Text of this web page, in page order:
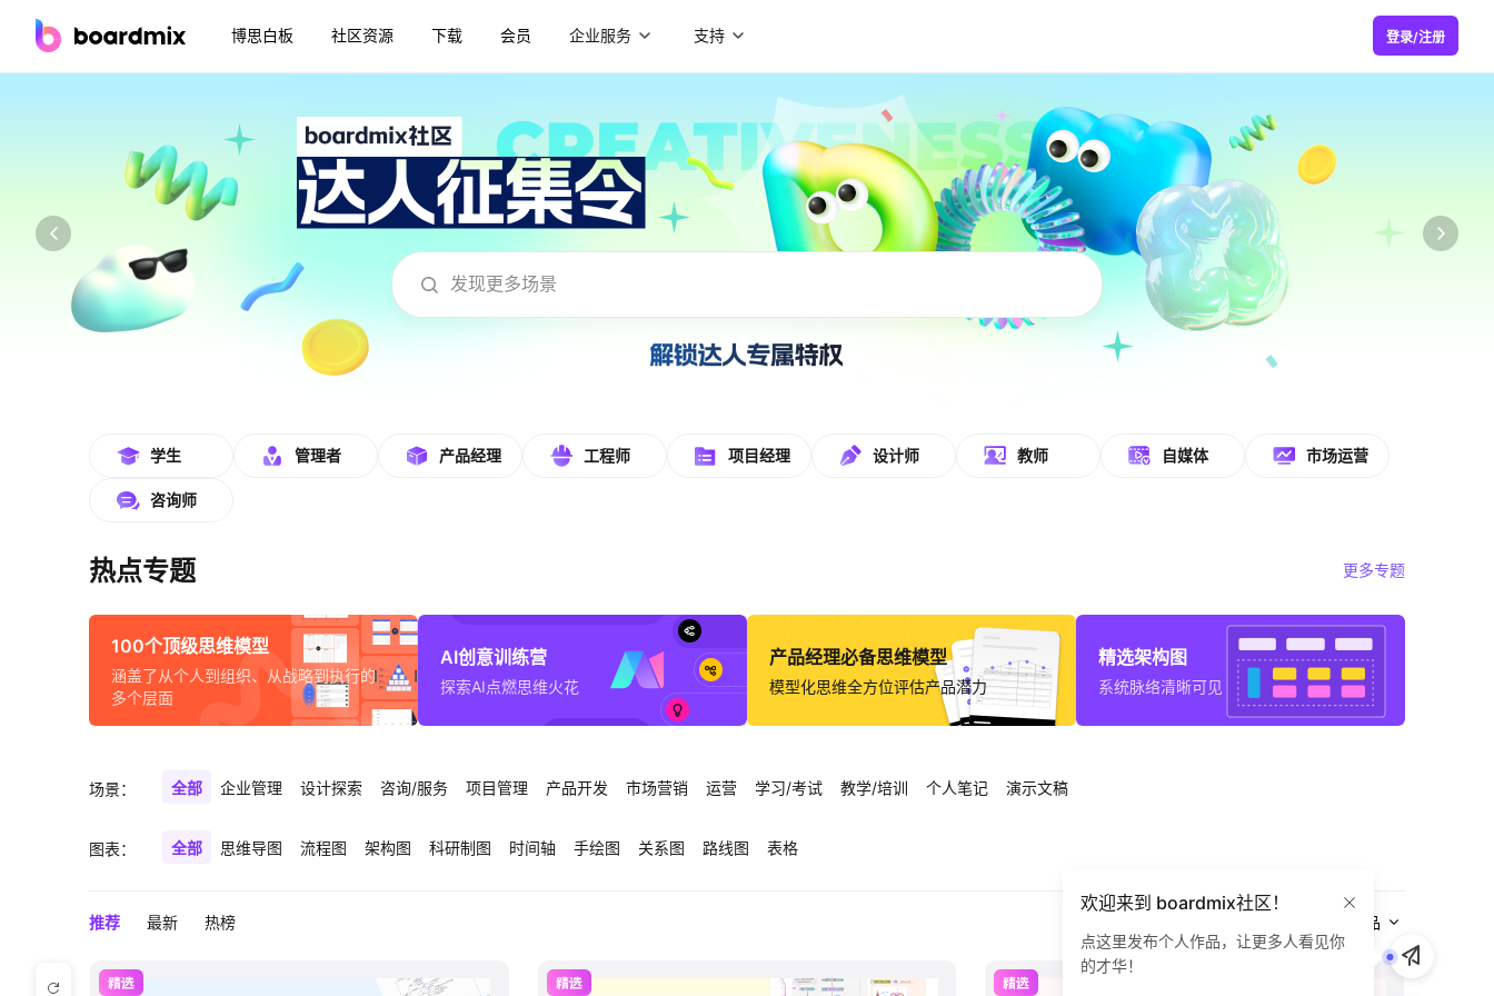
博思白板 社区资源 下载 会员 企业服务 支持 登录/注册
boardmix在线模板社区-海量模板免费下载使用
学生 管理者 产品经理 工程师 项目经理 设计师 教师 自媒体 市场运营
咨询师
热点专题 更多专题
100个顶级思维模型
涵盖了从个人到组织、从战略到执行的
多个层面
AI创意训练营
探索AI点燃思维火花
产品经理必备思维模型
模型化思维全方位评估产品潜力
精选架构图
系统脉络清晰可见
场景： 全部 企业管理 设计探索 咨询/服务 项目管理 产品开发 市场营销 运营 学习/考试 教学/培训 个人笔记 演示文稿
图表： 全部 思维导图 流程图 架构图 科研制图 时间轴 手绘图 关系图 路线图 表格
推荐 最新 热榜 全部作品
欢迎来到 boardmix社区！
点这里发布个人作品，让更多人看见你
的才华！